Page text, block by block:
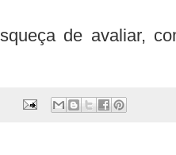
de avaliar,